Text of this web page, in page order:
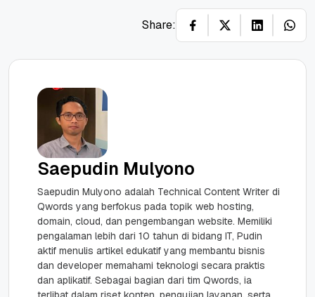
Share:
Saepudin Mulyono
Saepudin Mulyono adalah Technical Content Writer di
Qwords yang berfokus pada topik web hosting,
domain, cloud, dan pengembangan website. Memiliki
pengalaman lebih dari 10 tahun di bidang IT, Pudin
aktif menulis artikel edukatif yang membantu bisnis
dan developer memahami teknologi secara praktis
dan aplikatif. Sebagai bagian dari tim Qwords, ia